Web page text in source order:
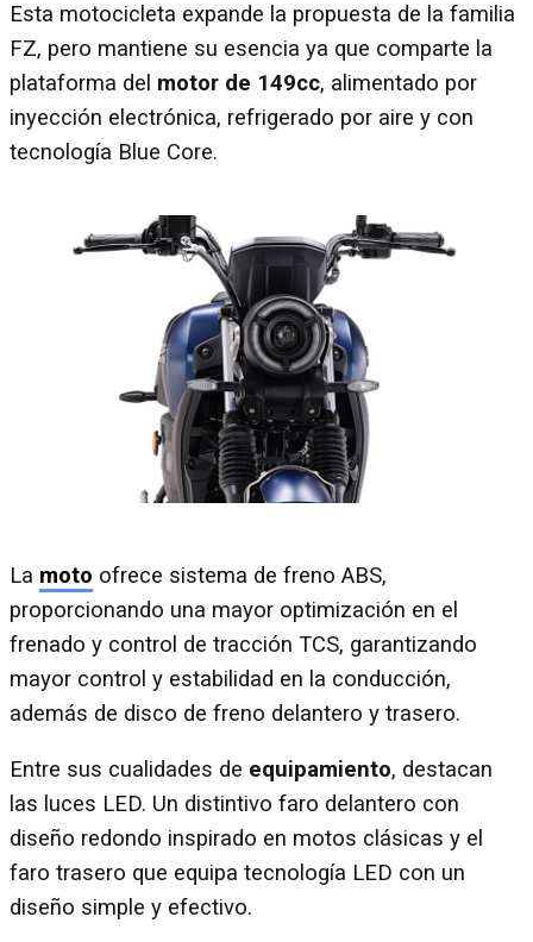
Esta motocicleta expande la propuesta de la familia
FZ, pero mantiene su esencia ya que comparte la
plataforma del motor de 149cc, alimentado por
inyección electrónica, refrigerado por aire y con
tecnología Blue Core.
La moto ofrece sistema de freno ABS,
proporcionando una mayor optimización en el
frenado y control de tracción TCS, garantizando
mayor control y estabilidad en la conducción,
además de disco de freno delantero y trasero.
Entre sus cualidades de equipamiento, destacan
las luces LED. Un distintivo faro delantero con
diseño redondo inspirado en motos clásicas y el
faro trasero que equipa tecnología LED con un
diseño simple y efectivo.